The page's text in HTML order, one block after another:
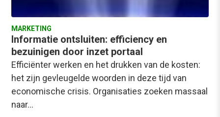
MARKETING
Informatie ontsluiten: efficiency en
bezuinigen door inzet portaal
Efficiënter werken en het drukken van de kosten:
het zijn gevleugelde woorden in deze tijd van
economische crisis. Organisaties zoeken massaal
naar…